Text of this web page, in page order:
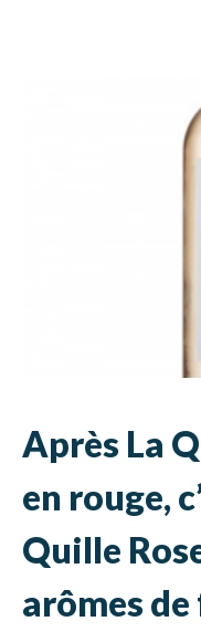
Après La
en rouge,
Quille
arômes